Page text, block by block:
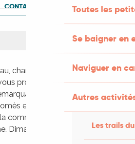
Toutes les
Se baigner en
Naviguer en
Autres
Les trails
CONTACTEZ-NOUS
chargé de protection à la
propose une visite-
peintures murales
et de son histoire,
commanderie des
Dimanche 21 septembre, de